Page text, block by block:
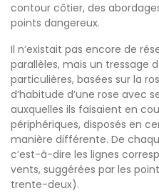
contour côtier, des
points dangereux.
Il n’existait pas encore de
parallèles, mais un tressage
particulières, basées sur la
d’habitude d’une rose avec
auxquelles ils faisaient en
périphériques, disposés en
manière différente. De
c’est-à-dire les lignes
vents, suggérées par les
trente-deux).